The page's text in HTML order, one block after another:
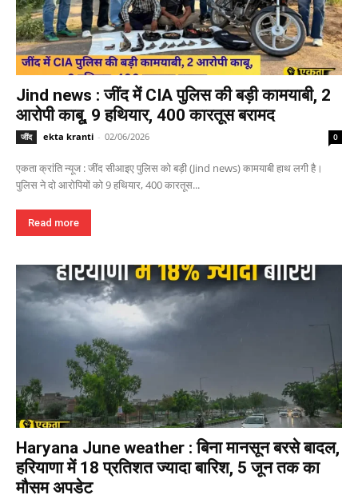
Jind news : जींद में CIA पुलिस की बड़ी कामयाबी, 2
आरोपी काबू, 9 हथियार, 400 कारतूस बरामद
जींद ekta kranti - 02/06/2026 0
एकता क्रांति न्यूज : जींद सीआइए पुलिस को बड़ी (Jind news) कामयाबी हाथ लगी है।
पुलिस ने दो आरोपियों को 9 हथियार, 400 कारतूस...
Read more
Haryana June weather : बिना मानसून बरसे बादल,
हरियाणा में 18 प्रतिशत ज्यादा बारिश, 5 जून तक का
मौसम अपडेट